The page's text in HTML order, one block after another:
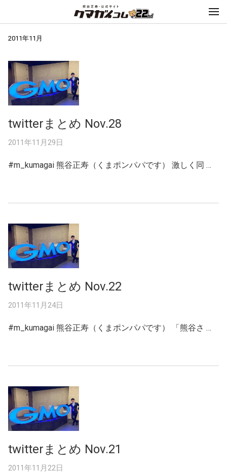
2011年11月
twitterまとめ Nov.28
2011年11月29日
#m_kumagai 熊谷正寿（くまポンパパです） 激しく同 …
twitterまとめ Nov.22
2011年11月24日
#m_kumagai 熊谷正寿（くまポンパパです） 「熊谷さ …
twitterまとめ Nov.21
2011年11月22日